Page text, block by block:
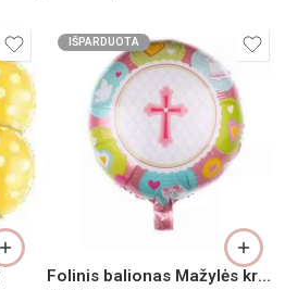
IŠPARDUOTA
Folinis balionas Mažylės krikštynos